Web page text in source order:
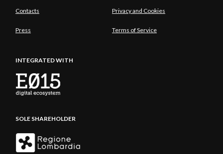
Contacts Privacy and Cookies
Press Terms of Service
INTEGRATED WITH
SOLE SHAREHOLDER